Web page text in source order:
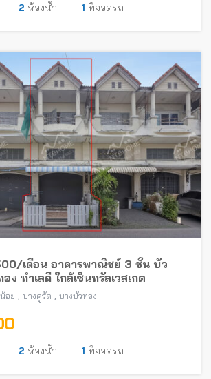
2 ห้องน้ำ 1 ที่จอดรถ
เดือน อาคารพาณิชย์ 3 ชั้น บัว
ง ทำเลดี ใกล้เซ็นทรัลเวสเกต
อย บางคูรัด บางบัวทอง
2 ห้องน้ำ 1 ที่จอดรถ